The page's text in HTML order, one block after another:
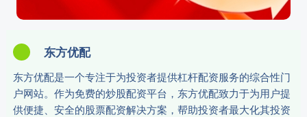
东方优配
东方优配是一个专注于为投资者提供杠杆配资服务的综合性门
户网站。作为免费的炒股配资平台，东方优配致力于为用户提
供便捷、安全的股票配资解决方案，帮助投资者最大化其投资